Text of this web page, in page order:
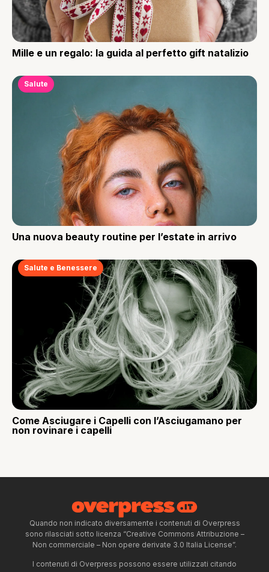
Mille e un regalo: la guida al perfetto gift natalizio
Salute
Una nuova beauty routine per l’estate in arrivo
Salute e Benessere
Come Asciugare i Capelli con l’Asciugamano per
non rovinare i capelli
Quando non indicato diversamente i contenuti di Overpress
sono rilasciati sotto licenza “Creative Commons Attribuzione –
Non commerciale – Non opere derivate 3.0 Italia License”.
I contenuti di Overpress possono essere utilizzati citando